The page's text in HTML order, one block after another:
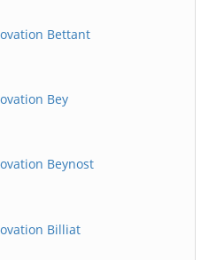
Bettant
Bey
Beynost
Billiat